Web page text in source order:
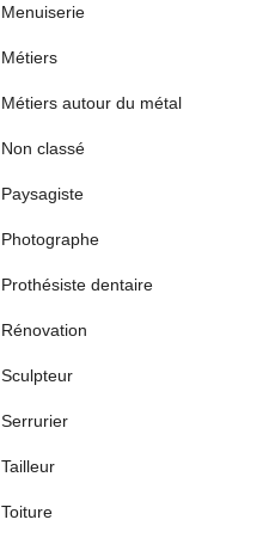
Menuiserie
Métiers
Métiers autour du métal
Non classé
Paysagiste
Photographe
Prothésiste dentaire
Rénovation
Sculpteur
Serrurier
Tailleur
Toiture